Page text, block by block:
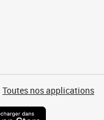
Toutes nos applications